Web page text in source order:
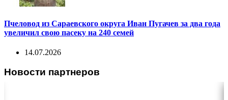
Пчеловод из Сараевского округа Иван Пугачев за два года
увеличил свою пасеку на 240 семей
14.07.2026
Новости партнеров